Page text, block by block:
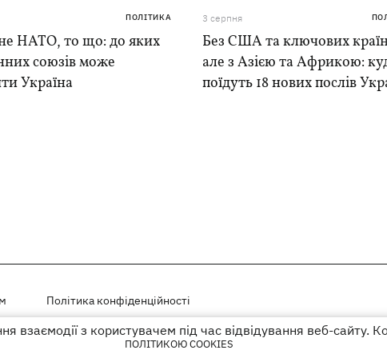
ПОЛІТИКА
НАТО, то що: до яких
союзів може
Україна
3 серпня
Без США та ключових
але з Азією та Африкою:
поїдуть 18 нових послів
Політика конфіденційності
на правах рекламиз користувачем під час відвідування веб-сайту.
ПОЛІТИКОЮ COOKIES